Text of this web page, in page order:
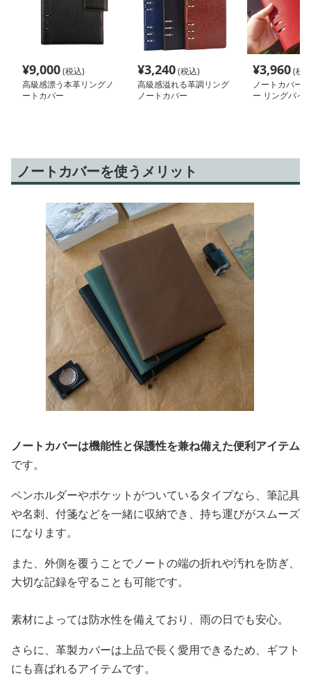
¥9,000(税込)
高級感漂う本革リングノ
ートカバー
¥3,240(税込)
高級感溢れる革調リング
ノートカバー
¥3,960(税
ノートカバー
ー リングバイ
ノートカバーを使うメリット
ノートカバーは機能性と保護性を兼ね備えた便利アイテム
です。
ペンホルダーやポケットがついているタイプなら、筆記具
や名刺、付箋などを一緒に収納でき、持ち運びがスムーズ
になります。
また、外側を覆うことでノートの端の折れや汚れを防ぎ、
大切な記録を守ることも可能です。
素材によっては防水性を備えており、雨の日でも安心。
さらに、革製カバーは上品で長く愛用できるため、ギフト
にも喜ばれるアイテムです。